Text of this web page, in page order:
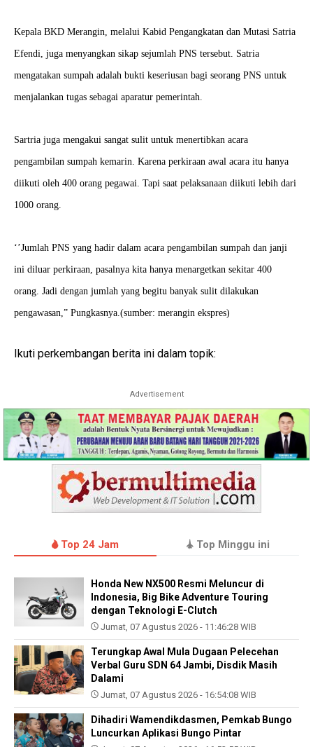
Kepala BKD Merangin, melalui Kabid Pengangkatan dan Mutasi Satria
Efendi, juga menyangkan sikap sejumlah PNS tersebut. Satria
mengatakan sumpah adalah bukti keseriusan bagi seorang PNS untuk
menjalankan tugas sebagai aparatur pemerintah.
Sartria juga mengakui sangat sulit untuk menertibkan acara
pengambilan sumpah kemarin. Karena perkiraan awal acara itu hanya
diikuti oleh 400 orang pegawai. Tapi saat pelaksanaan diikuti lebih dari
1000 orang.
‘’Jumlah PNS yang hadir dalam acara pengambilan sumpah dan janji
ini diluar perkiraan, pasalnya kita hanya menargetkan sekitar 400
orang. Jadi dengan jumlah yang begitu banyak sulit dilakukan
pengawasan,” Pungkasnya.(sumber: merangin ekspres)
Ikuti perkembangan berita ini dalam topik:
Advertisement
Top 24 Jam Top Minggu ini
Honda New NX500 Resmi Meluncur di
Indonesia, Big Bike Adventure Touring
dengan Teknologi E-Clutch
Jumat, 07 Agustus 2026 - 11:46:28 WIB
Terungkap Awal Mula Dugaan Pelecehan
Verbal Guru SDN 64 Jambi, Disdik Masih
Dalami
Jumat, 07 Agustus 2026 - 16:54:08 WIB
Dihadiri Wamendikdasmen, Pemkab Bungo
Luncurkan Aplikasi Bungo Pintar